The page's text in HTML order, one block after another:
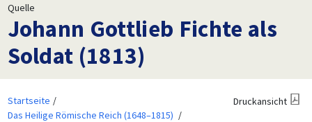
Quelle
Johann Gottlieb Fichte als
Soldat (1813)
Startseite
Das Heilige Römische Reich (1648–1815)
Druckansicht